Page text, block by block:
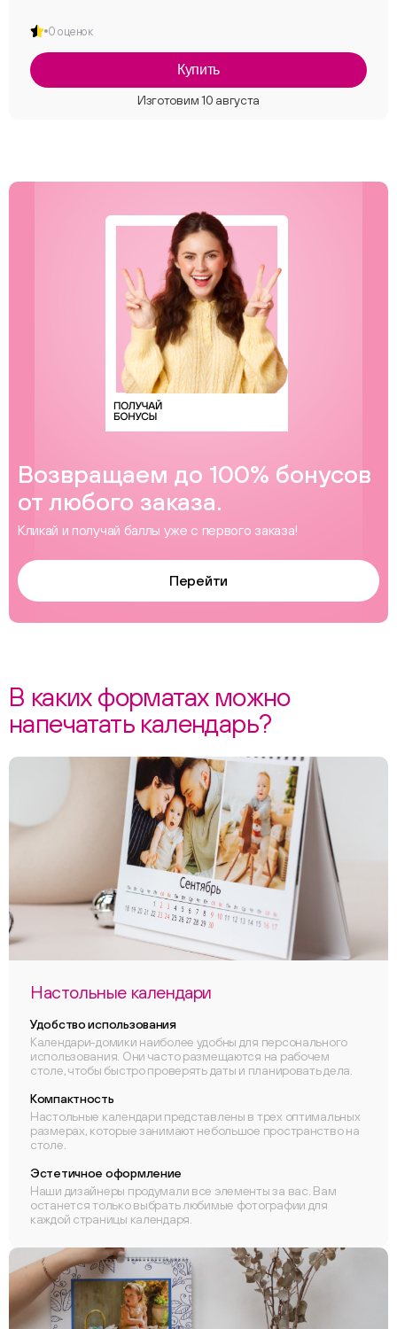
0 оценок
Купить
Возвращаем до 100% бонусов
от любого заказа.
Кликай и получай баллы уже с первого заказа!
Перейти
В каких форматах можно
напечатать календарь?
Настольные календари
Удобство использования
Календари-домики наиболее удобны для персонального
использования. Они часто размещаются на рабочем
столе, чтобы быстро проверять даты и планировать дела.
Компактность
Настольные календари представлены в трех оптимальных
размерах, которые занимают небольшое пространство на
столе.
Эстетичное оформление
Наши дизайнеры продумали все элементы за вас. Вам
останется только выбрать любимые фотографии для
каждой страницы календаря.